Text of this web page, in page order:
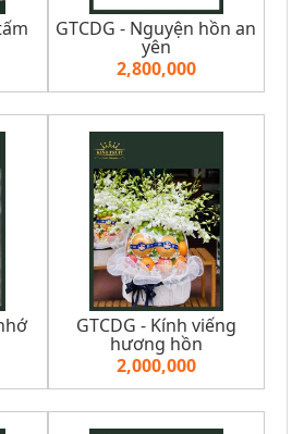
GTCDG - Nguyện hồn an
yên
2,800,000
GTCDG - Kính viếng
hương hồn
2,000,000